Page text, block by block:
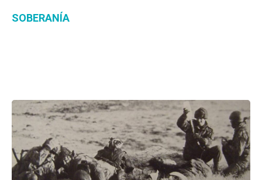
SOBERANÍA